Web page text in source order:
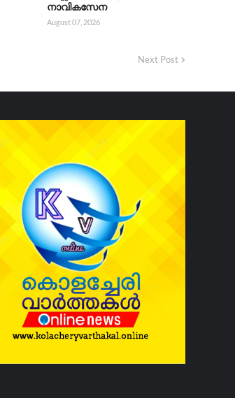
നാവികസേന
August 07, 2026
Next Post